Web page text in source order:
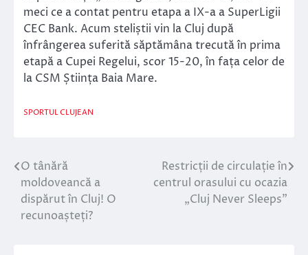
meci ce a contat pentru etapa a IX-a a SuperLigii
CEC Bank. Acum steliștii vin la Cluj după
înfrângerea suferită săptămâna trecută în prima
etapă a Cupei Regelui, scor 15-20, în fața celor de
la CSM Știința Baia Mare.
SPORTUL CLUJEAN
Navigare
în
articole
O tânără
moldoveancă a
dispărut în Cluj! O
recunoașteți?
Restricții de circulație în
centrul orasului cu ocazia
„Cluj Never Sleeps”